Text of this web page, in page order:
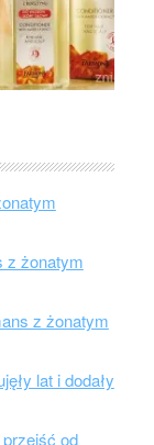
z żonatym
z żonatym
lat i dodały
od